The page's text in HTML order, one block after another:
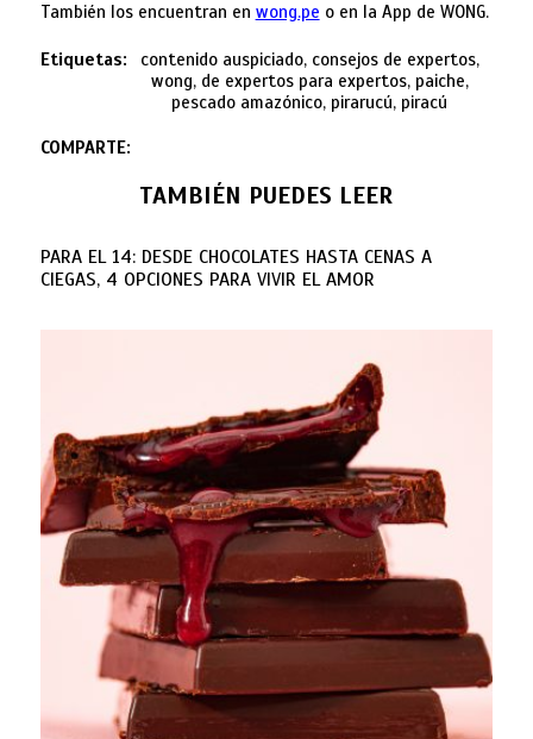
También los encuentran en wong.pe o en la App de WONG.
Etiquetas:
contenido auspiciado, consejos de expertos,
wong, de expertos para expertos, paiche,
pescado amazónico, pirarucú, piracú
COMPARTE:
TAMBIÉN PUEDES LEER
PARA EL 14: DESDE CHOCOLATES HASTA CENAS A
CIEGAS, 4 OPCIONES PARA VIVIR EL AMOR